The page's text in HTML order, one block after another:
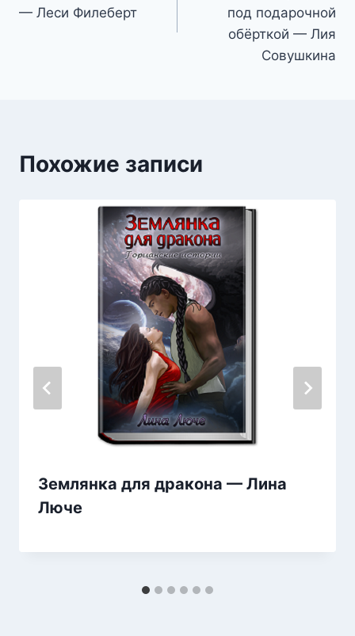
записям
— Леси Филеберт
под подарочной
обёрткой — Лия
Совушкина
Похожие записи
Землянка для дракона — Лина
Люче